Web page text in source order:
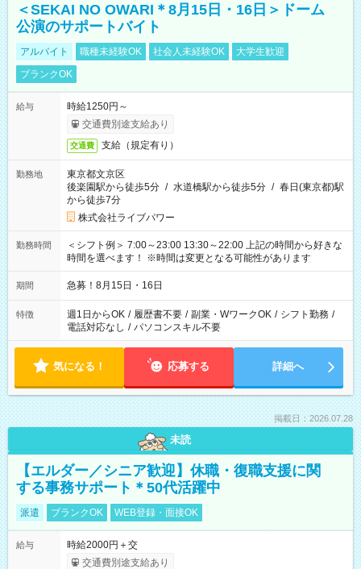
＜SEKAI NO OWARI＊8月15日・16日＞ドーム
公演のサポートバイト
アルバイト 職種未経験OK 社会人未経験OK
大学生歓迎
ブランクOK
給与
時給1250円～
交通費別途支給あり
交通費 支給（規定有り）
勤務地
東京都文京区
後楽園駅から徒歩5分 / 水道橋駅から徒歩5分 / 春日(東京都)駅
から徒歩7分
株式会社ライブパワー
勤務時間
＜シフト例＞ 7:00～23:00 13:30～22:00 上記の時間から好きな
時間を選べます！ ※時間は変更となる可能性があります
期間 急募！8月15日・16日
特徴 週1日からOK / 履歴書不要 / 副業・WワークOK / シフト勤務 /
電話対応なし / パソコンスキル不要
気になる！ 応募する 詳細へ
掲載日：2026.07.28
未読
【エルダー／シニア歓迎】休職・復職支援に関
する事務サポート＊50代活躍中
派遣 ブランクOK WEB登録・面接OK
給与
時給2000円＋交
交通費別途支給あり